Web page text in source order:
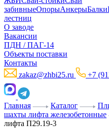
забивныеОпорыАнкерыБалки
лестниц
О заводе
Вакансии
ПДН / ПАГ-14
Объекты поставки
Контакты
zakaz@zhbi25.ru
+7
Главная Каталог
шахты лифта железобетонные
лифта П29.19-3